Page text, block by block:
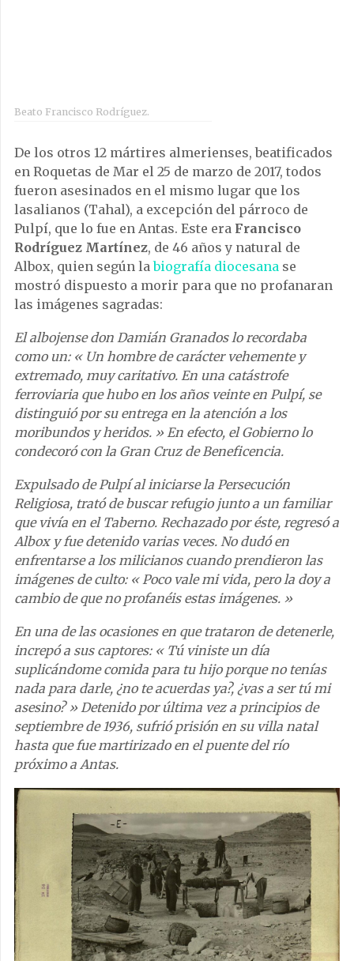
Beato Francisco Rodríguez.
De los otros 12 mártires almerienses, beatificados
en Roquetas de Mar el 25 de marzo de 2017, todos
fueron asesinados en el mismo lugar que los
lasalianos (Tahal), a excepción del párroco de
Pulpí, que lo fue en Antas. Este era Francisco
Rodríguez Martínez, de 46 años y natural de
Albox, quien según labiografía diocesana se
mostró dispuesto a morir para que no profanaran
las imágenes sagradas:
El albojense don Damián Granados lo recordaba
como un: « Un hombre de carácter vehemente y
extremado, muy caritativo. En una catástrofe
ferroviaria que hubo en los años veinte en Pulpí, se
distinguió por su entrega en la atención a los
moribundos y heridos. » En efecto, el Gobierno lo
condecoró con la Gran Cruz de Beneficencia.
Expulsado de Pulpí al iniciarse la Persecución
Religiosa, trató de buscar refugio junto a un familiar
que vivía en el Taberno. Rechazado por éste, regresó a
Albox y fue detenido varias veces. No dudó en
enfrentarse a los milicianos cuando prendieron las
imágenes de culto: « Poco vale mi vida, pero la doy a
cambio de que no profanéis estas imágenes. »
En una de las ocasiones en que trataron de detenerle,
increpó a sus captores: « Tú viniste un día
suplicándome comida para tu hijo porque no tenías
nada para darle, ¿no te acuerdas ya?, ¿vas a ser tú mi
asesino? » Detenido por última vez a principios de
septiembre de 1936, sufrió prisión en su villa natal
hasta que fue martirizado en el puente del río
próximo a Antas.